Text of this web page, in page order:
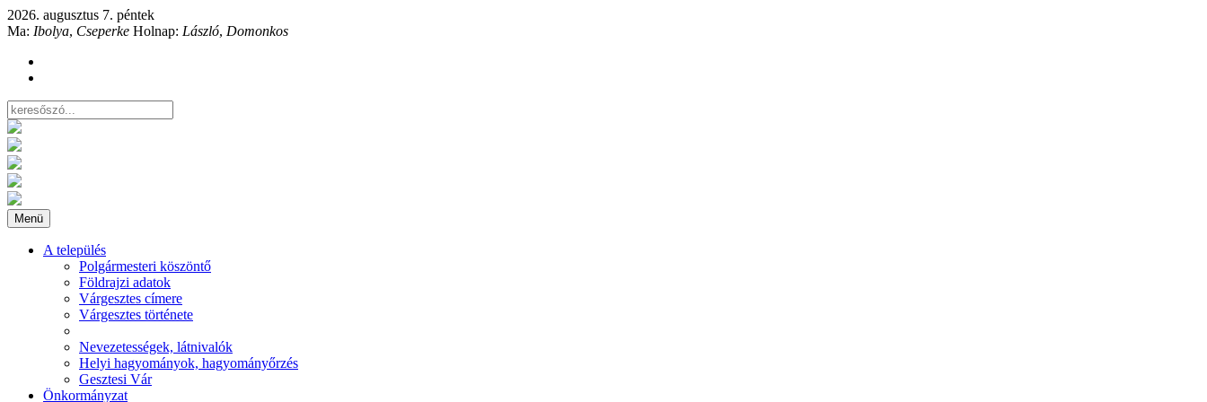
2026. augusztus 7. péntek
Ma: Ibolya, Cseperke Holnap: László, Domonkos
Menü
A település
Polgármesteri köszöntő
Földrajzi adatok
Várgesztes címere
Várgesztes története
Nevezetességek, látnivalók
Helyi hagyományok, hagyományőrzés
Gesztesi Vár
Önkormányzat